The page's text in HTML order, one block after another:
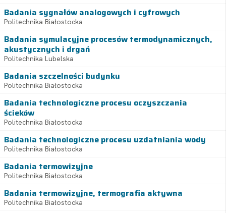
Badania sygnałów analogowych i cyfrowych
Politechnika Białostocka
Badania symulacyjne procesów termodynamicznych,
akustycznych i drgań
Politechnika Lubelska
Badania szczelności budynku
Politechnika Białostocka
Badania technologiczne procesu oczyszczania
ścieków
Politechnika Białostocka
Badania technologiczne procesu uzdatniania wody
Politechnika Białostocka
Badania termowizyjne
Politechnika Białostocka
Badania termowizyjne, termografia aktywna
Politechnika Białostocka